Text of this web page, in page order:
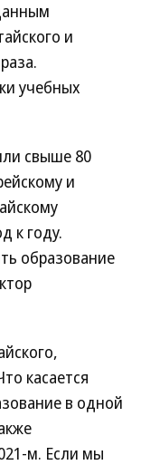
и
учебных
свыше 80
и
к году.
образование
касается
в одной
м. Если мы